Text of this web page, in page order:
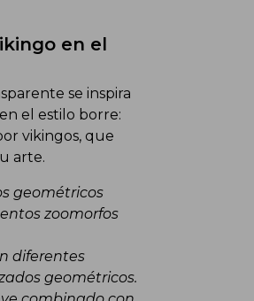
en el
se inspira
el estilo borre:
vikingos, que
arte.
geométricos
zoomorfos
diferentes
geométricos.